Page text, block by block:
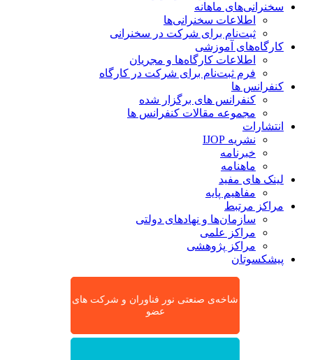
سخنرانی‌های ماهانه
اطلاعات سخنرانی‌‌ها
ثبت‌نام برای شرکت در سخنرانی
کارگاه‌های آموزشی
اطلاعات کارگاه‌ها و مجریان
فرم ثبت‌نام برای شرکت در کارگاه
کنفرانس ها
کنفرانس های برگزار شده
مجموعه مقالات کنفرانس ها
انتشارات
نشریه IJOP
خبرنامه
ماهنامه
لینک های مفید
مفاهیم پایه
مراکز مرتبط
سازمان‌ها و نهادهای دولتی
مراکز علمی
مراکز پژوهشی
پیشکسوتان
شاخه‌ی صنعتی نور فناوران و شرکت های
عضو